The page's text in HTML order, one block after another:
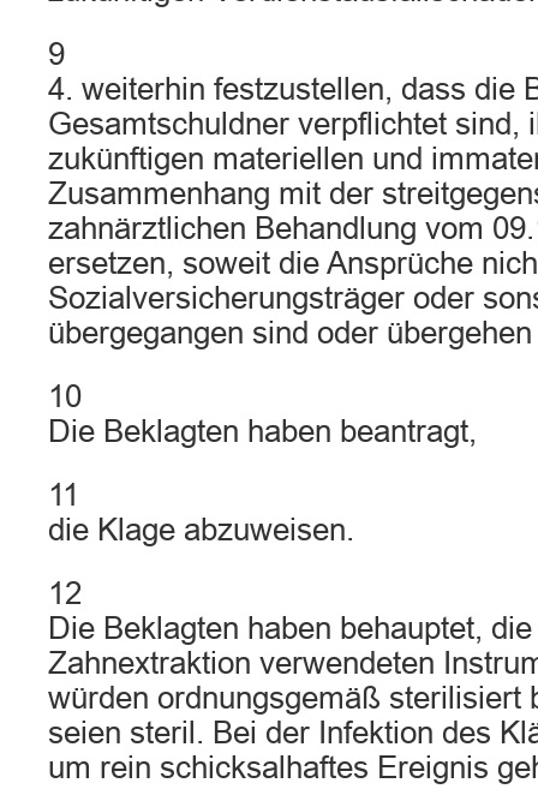
9
4. weiterhin festzustellen, dass die
Gesamtschuldner verpflichtet sind,
zukünftigen materiellen und
Zusammenhang mit der
zahnärztlichen Behandlung vom
ersetzen, soweit die Ansprüche
Sozialversicherungsträger oder
übergegangen sind oder
10
Die Beklagten haben beantragt,
11
die Klage abzuweisen.
12
Die Beklagten haben behauptet,
Zahnextraktion verwendeten
würden ordnungsgemäß sterilisiert
seien steril. Bei der Infektion des
um rein schicksalhaftes Ereignis